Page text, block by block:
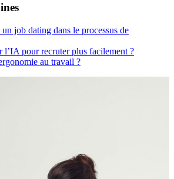
job dating dans le processus de
l’IA pour recruter plus facilement ?
au travail ?